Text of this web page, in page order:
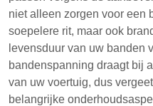
niet alleen zorgen voor een
soepelere rit, maar ook
levensduur van uw banden
bandenspanning draagt bij
van uw voertuig, dus
belangrijke